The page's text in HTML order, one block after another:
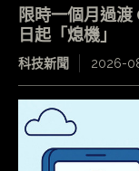
限時一個月過
日起「熄機」
科技新聞 2026-